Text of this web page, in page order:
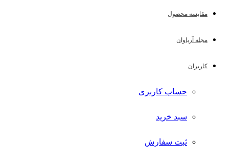
مقایسه محصول
مجله آریاوان
کاربران
حساب کاربری
سبد خرید
ثبت سفارش